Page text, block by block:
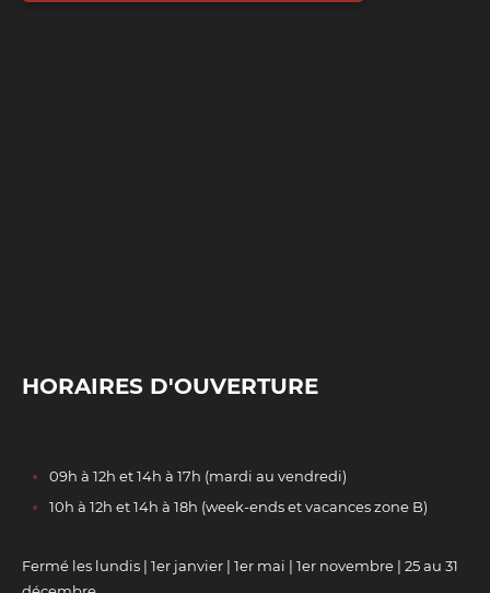
HORAIRES D'OUVERTURE
09h à 12h et 14h à 17h (mardi au vendredi)
10h à 12h et 14h à 18h (week-ends et vacances zone B)
Fermé les lundis | 1er janvier | 1er mai | 1er novembre | 25 au 31